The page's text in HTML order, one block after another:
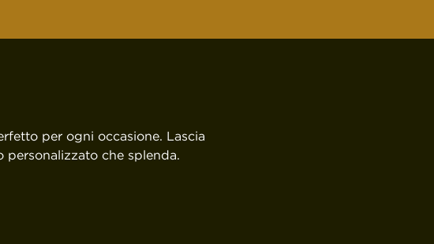
per ogni occasione. Lascia
che splenda.